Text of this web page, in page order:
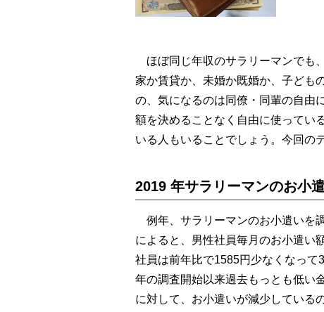
ほぼ同じ年収のサラリーマンでも
家か賃貸か、未婚か既婚か、子ども
の、気になるのは同僚・同輩の自由
額を決めることなく自由に使ってい
いる人もいることでしょう。今回の
2019 年サラリーマンのお小
例年、サラリーマンのお小遣いを
によると、男性社員毎月のお小遣い
社員は前年比で1585円少なくなっ
年の調査開始以来過去もっとも低い
に対して、お小遣いが減少している